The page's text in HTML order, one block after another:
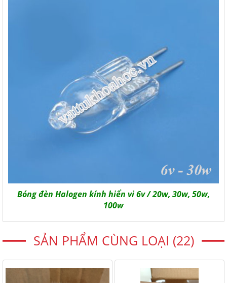
Bóng đèn Halogen kính hiển vi 6v / 20w, 30w, 50w,
100w
SẢN PHẨM CÙNG LOẠI (22)